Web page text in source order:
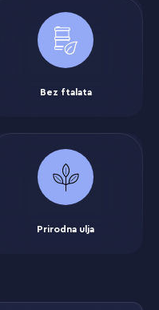
Bez ftalata
Prirodna ulja